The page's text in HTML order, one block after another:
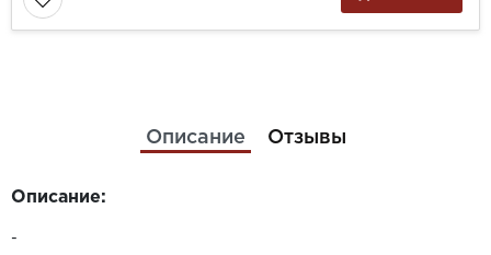
Описание Отзывы
Описание:
-